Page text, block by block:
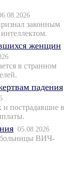
законным
женщин
в странном
падения
пострадавшие в
05.08.2026
больницы ВИЧ-